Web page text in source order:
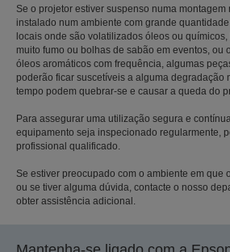
Se o projetor estiver suspenso numa montagem
instalado num ambiente com grande
locais onde são volatilizados óleos ou
muito fumo ou bolhas de sabão em eventos, ou
óleos aromáticos com frequência, algumas
poderão ficar suscetíveis a alguma degradação
tempo podem quebrar-se e causar a queda do
Para assegurar uma utilização segura e
equipamento seja inspecionado regularmente,
profissional qualificado.
Se estiver preocupado com o ambiente em que
ou se tiver alguma dúvida, contacte o nosso
obter assistência adicional.